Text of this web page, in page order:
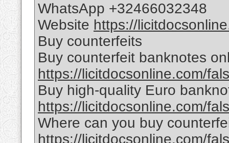
WhatsApp +32466032348
Website https://
Buy counterfeits
Buy counterfeit banknotes
https://licitdocsonline.com/
Buy high-quality Euro
https://licitdocsonline.com/
Where can you buy
https://licitdocsonline.com/